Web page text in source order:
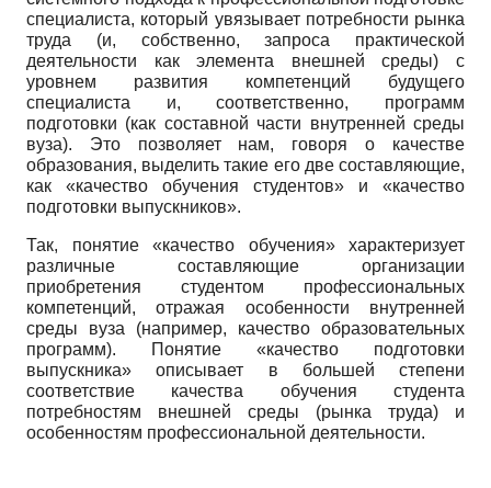
специалиста, который увязывает потребности рынка
труда (и, собственно, запроса практической
деятельности как элемента внешней среды) с
уровнем развития компетенций будущего
специалиста и, соответственно, программ
подготовки (как составной части внутренней среды
вуза). Это позволяет нам, говоря о качестве
образования, выделить такие его две составляющие,
как «качество обучения студентов» и «качество
подготовки выпускников».
Так, понятие «качество обучения» характеризует
различные составляющие организации
приобретения студентом профессиональных
компетенций, отражая особенности внутренней
среды вуза (например, качество образовательных
программ). Понятие «качество подготовки
выпускника» описывает в большей степени
соответствие качества обучения студента
потребностям внешней среды (рынка труда) и
особенностям профессиональной деятельности.